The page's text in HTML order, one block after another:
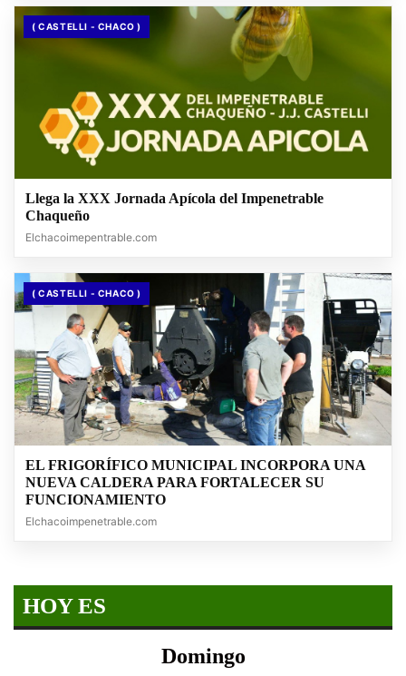
( CASTELLI - CHACO )
Llega la XXX Jornada Apícola del Impenetrable
Chaqueño
Elchacoimepentrable.com
( CASTELLI - CHACO )
EL FRIGORÍFICO MUNICIPAL INCORPORA UNA
NUEVA CALDERA PARA FORTALECER SU
FUNCIONAMIENTO
Elchacoimpenetrable.com
HOY ES
Domingo